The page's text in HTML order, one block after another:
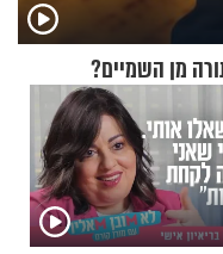
מן השמיים?